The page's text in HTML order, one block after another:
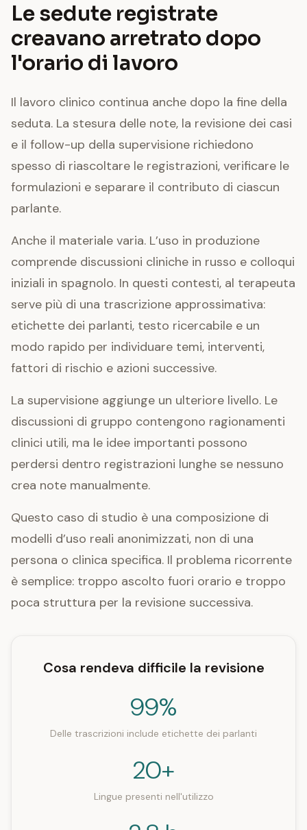
Le sedute registrate
creavano arretrato dopo
l'orario di lavoro
Il lavoro clinico continua anche dopo la fine della
seduta. La stesura delle note, la revisione dei casi
e il follow-up della supervisione richiedono
spesso di riascoltare le registrazioni, verificare le
formulazioni e separare il contributo di ciascun
parlante.
Anche il materiale varia. L’uso in produzione
comprende discussioni cliniche in russo e colloqui
iniziali in spagnolo. In questi contesti, al terapeuta
serve più di una trascrizione approssimativa:
etichette dei parlanti, testo ricercabile e un
modo rapido per individuare temi, interventi,
fattori di rischio e azioni successive.
La supervisione aggiunge un ulteriore livello. Le
discussioni di gruppo contengono ragionamenti
clinici utili, ma le idee importanti possono
perdersi dentro registrazioni lunghe se nessuno
crea note manualmente.
Questo caso di studio è una composizione di
modelli d’uso reali anonimizzati, non di una
persona o clinica specifica. Il problema ricorrente
è semplice: troppo ascolto fuori orario e troppo
poca struttura per la revisione successiva.
Cosa rendeva difficile la revisione
99%
Delle trascrizioni include etichette dei parlanti
20+
Lingue presenti nell'utilizzo